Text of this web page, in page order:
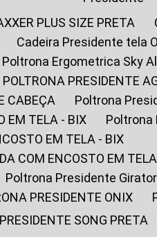
PLUS SIZE PRETA
Cadeira Presidente tela
Poltrona Ergometrica Sky
POLTRONA PRESIDENTE
CABEÇA
Poltrona
EM TELA - BIX
EM TELA - BIX
COM ENCOSTO EM
Poltrona Presidente
PRESIDENTE ONIX
PRESIDENTE SONG PRETA